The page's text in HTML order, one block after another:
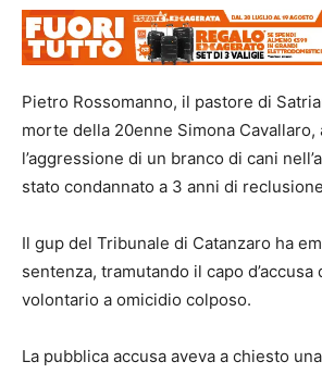
Pietro Rossomanno, il pastore di
morte della 20enne Simona Cavallaro,
l’aggressione di un branco di cani
stato condannato a 3 anni di
Il gup del Tribunale di Catanzaro ha
sentenza, tramutando il capo d’accusa
volontario a omicidio colposo.
La pubblica accusa aveva a chiesto